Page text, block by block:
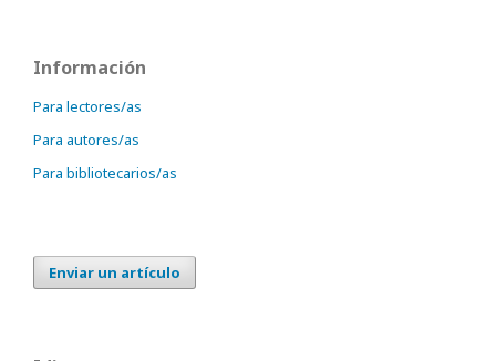
Información
Para lectores/as
Para autores/as
Para bibliotecarios/as
Enviar un artículo